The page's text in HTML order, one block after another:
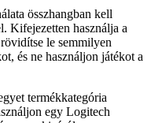
összhangban kell
Kifejezetten használja a
le semmilyen
és ne használjon játékot a
termékkategória
egy Logitech